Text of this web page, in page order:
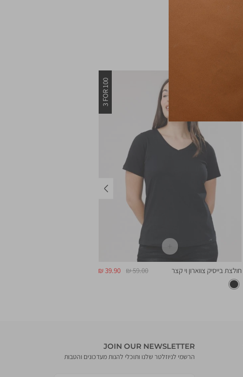
3 FOR 100
חולצת בייסיק צווארון וי קצר
מחיר
39.90 ₪
מחיר
59.00 ₪
JOIN OUR NEWSLETTER
הרשמי לניוזלטר שלנו ותוכלי להנות מעדכונים והטבות